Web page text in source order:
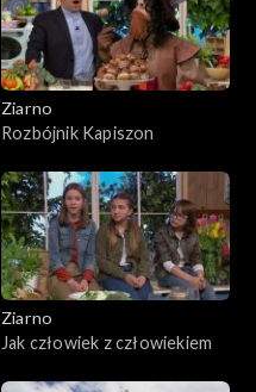
Ziarno
Rozbójnik Kapiszon
Ziarno
Jak człowiek z człowiekiem